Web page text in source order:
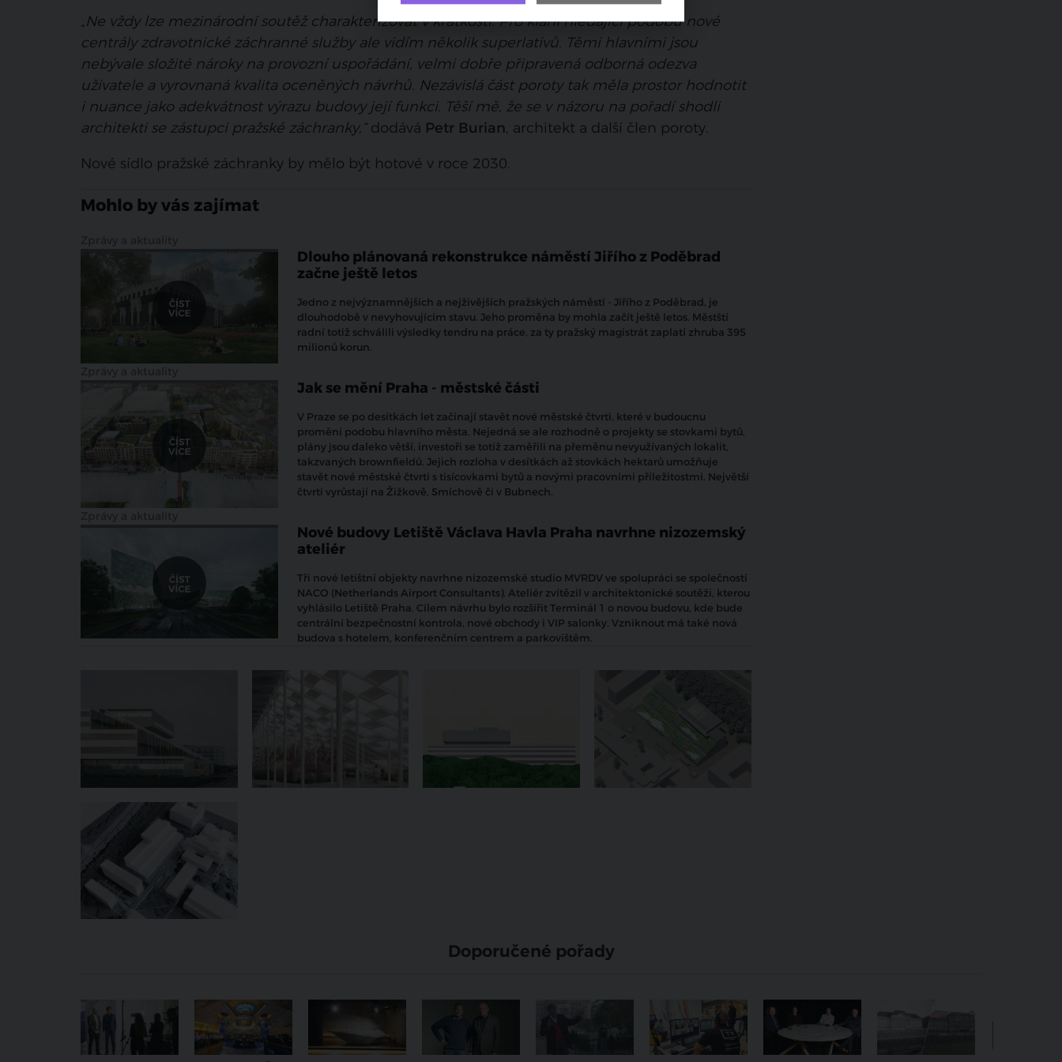
„Ne vždy lze mezinárodní soutěž charakterizovat v krátkosti. Pro klání hledající podobu nové
centrály zdravotnické záchranné služby ale vidím několik superlativů. Těmi hlavními jsou
nebývale složité nároky na provozní uspořádání, velmi dobře připravená odborná odezva
uživatele a vyrovnaná kvalita oceněných návrhů. Nezávislá část poroty tak měla prostor hodnotit
i nuance jako adekvátnost výrazu budovy její funkci. Těší mě, že se v názoru na pořadí shodli
architekti se zástupci pražské záchranky,“dodává Petr Burian, architekt a další člen poroty.
Nové sídlo pražské záchranky by mělo být hotové v roce 2030.
Mohlo by vás zajímat
Dlouho plánovaná rekonstrukce náměstí Jiřího z Poděbrad
začne ještě letos
Jedno z nejvýznamnějších a nejživějších pražských náměstí - Jiřího z Poděbrad, je
dlouhodobě v nevyhovujícím stavu. Jeho proměna by mohla začít ještě letos. Městští
radní totiž schválili výsledky tendru na práce, za ty pražský magistrát zaplatí zhruba 395
milionů korun.
Jak se mění Praha - městské části
V Praze se po desítkách let začínají stavět nové městské čtvrti, které v budoucnu
promění podobu hlavního města. Nejedná se ale rozhodně o projekty se stovkami bytů,
plány jsou daleko větší, investoři se totiž zaměřili na přeměnu nevyužívaných lokalit,
takzvaných brownfieldů. Jejich rozloha v desítkách až stovkách hektarů umožňuje
stavět nové městské čtvrti s tisícovkami bytů a novými pracovními příležitostmi. Největší
čtvrti vyrůstají na Žižkově, Smíchově či v Bubnech.
Nové budovy Letiště Václava Havla Praha navrhne nizozemský
ateliér
Tři nové letištní objekty navrhne nizozemské studio MVRDV ve spolupráci se společností
NACO (Netherlands Airport Consultants). Ateliér zvítězil v architektonické soutěži, kterou
vyhlásilo Letiště Praha. Cílem návrhu bylo rozšířit Terminál 1 o novou budovu, kde bude
centrální bezpečnostní kontrola, nové obchody i VIP salonky. Vzniknout má také nová
budova s hotelem, konferenčním centrem a parkovištěm.
Doporučené pořady